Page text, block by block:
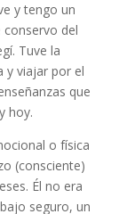
y tengo un
del
Tuve la
y viajar por el
que
hoy.
o física
(consciente)
Él no era
seguro, un